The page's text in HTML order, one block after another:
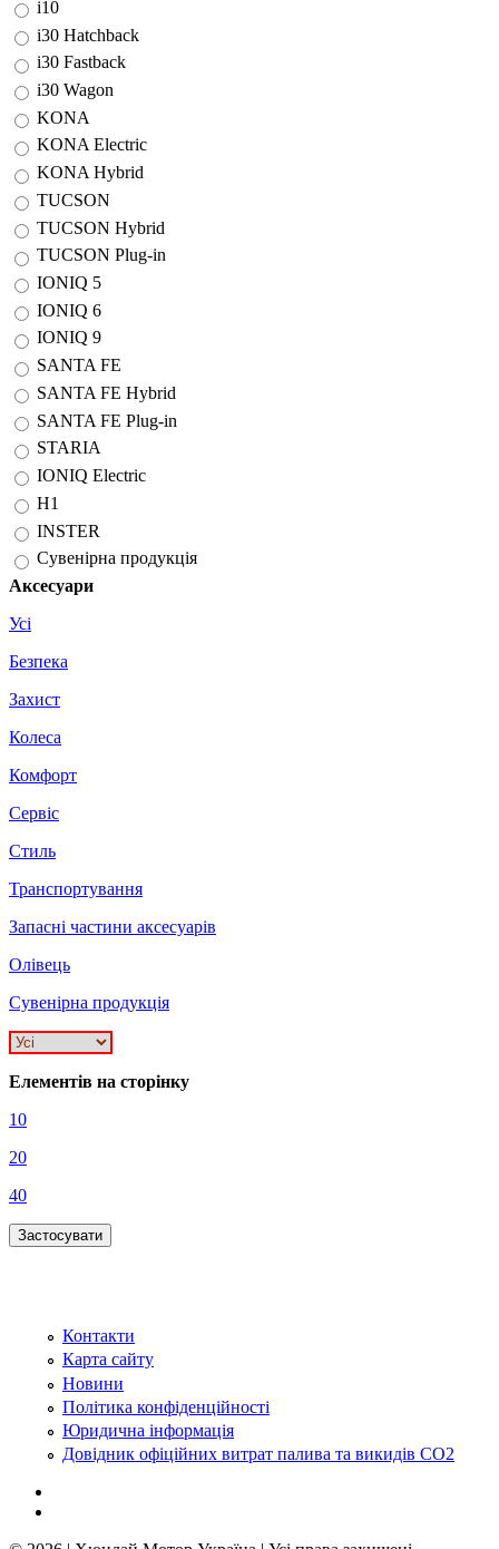
i10
i30 Hatchback
i30 Fastback
i30 Wagon
KONA
KONA Electric
KONA Hybrid
TUCSON
TUCSON Hybrid
TUCSON Plug-in
IONIQ 5
IONIQ 6
IONIQ 9
SANTA FE
SANTA FE Hybrid
SANTA FE Plug-in
STARIA
IONIQ Electric
H1
INSTER
Сувенірна продукція
Аксесуари
Усі
Безпека
Захист
Колеса
Комфорт
Сервіс
Стиль
Транспортування
Запасні частини аксесуарів
Олівець
Сувенірна продукція
Елементів на сторінку
10
20
40
Контакти
Карта сайту
Новини
Політика конфіденційності
Юридична інформація
Довідник офіційних витрат палива та викидів СО2